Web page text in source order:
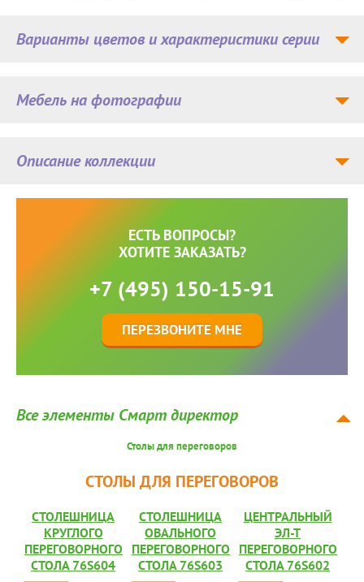
Мебель на фотографии
Варианты цветов и характеристики серии
Описание коллекции
ЕСТЬ ВОПРОСЫ?
ХОТИТЕ ЗАКАЗАТЬ?
+7 (495) 150-15-91
ПЕРЕЗВОНИТЕ МНЕ
Все элементы Смарт директор
Столы для переговоров
СТОЛЫ ДЛЯ ПЕРЕГОВОРОВ
СТОЛЕШНИЦА
КРУГЛОГО
ПЕРЕГОВОРНОГО
СТОЛА 76S604
СТОЛЕШНИЦА
ОВАЛЬНОГО
ПЕРЕГОВОРНОГО
СТОЛА 76S603
ЦЕНТРАЛЬНЫЙ
ЭЛ-Т
ПЕРЕГОВОРНОГО
СТОЛА 76S602